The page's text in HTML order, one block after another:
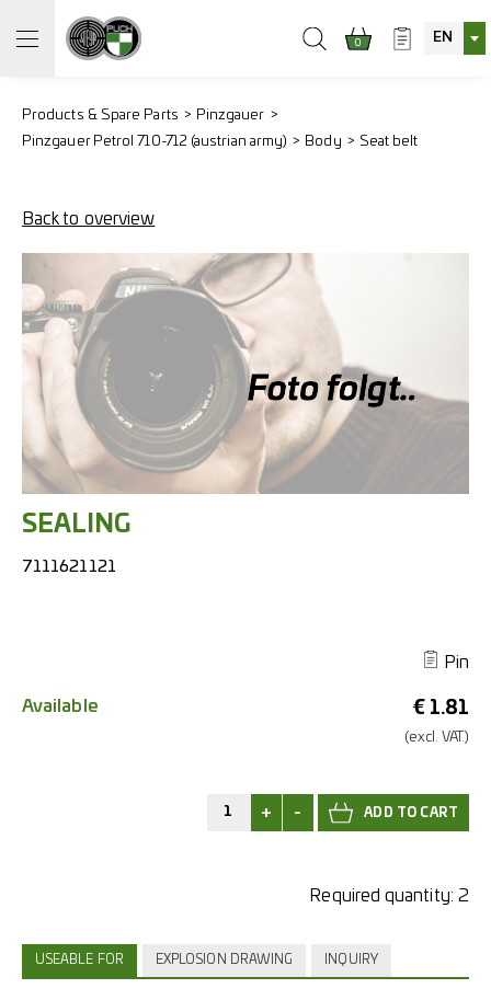
0 EN
Products & Spare Parts
Pinzgauer
Pinzgauer Petrol 710-712 (austrian army)
Body Seat belt
Back to overview
SEALING
7111621121
Pin
€ 1.81
(excl. VAT.)
Available
+ -
Required quantity: 2
USEABLE FOR EXPLOSION DRAWING INQUIRY